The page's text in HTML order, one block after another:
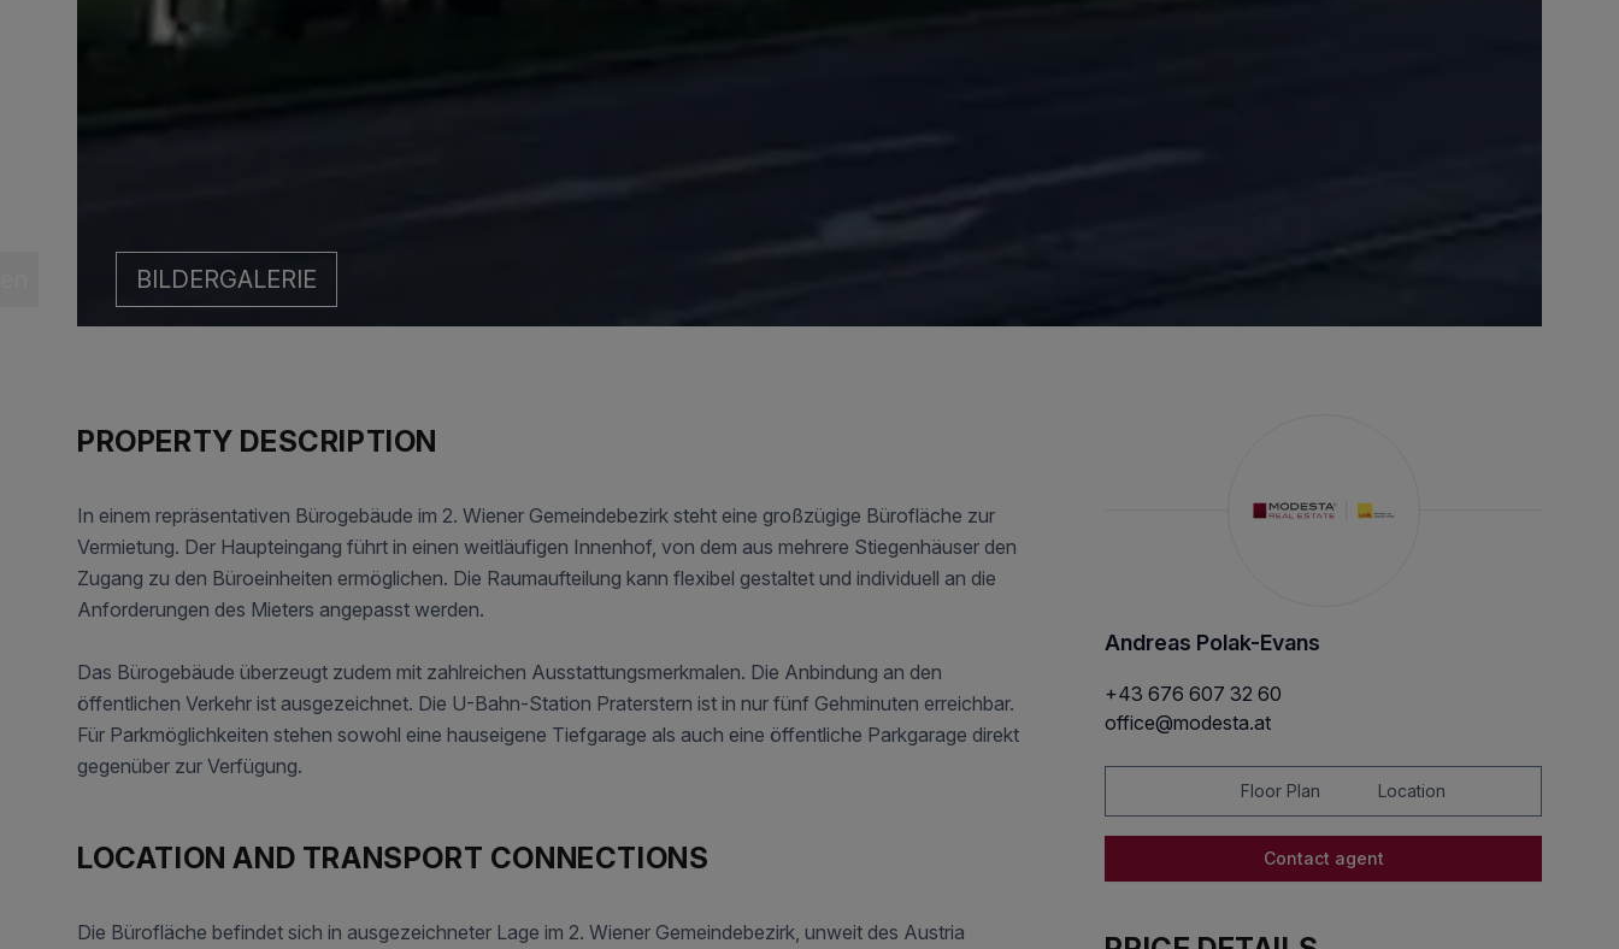
BILDERGALERIE
PROPERTY DESCRIPTION
In einem repräsentativen Bürogebäude im 2. Wiener Gemeindebezirk steht eine großzügige Bürofläche zur
Vermietung. Der Haupteingang führt in einen weitläufigen Innenhof, von dem aus mehrere Stiegenhäuser den
Zugang zu den Büroeinheiten ermöglichen. Die Raumaufteilung kann flexibel gestaltet und individuell an die
Anforderungen des Mieters angepasst werden.
Das Bürogebäude überzeugt zudem mit zahlreichen Ausstattungsmerkmalen. Die Anbindung an den
öffentlichen Verkehr ist ausgezeichnet. Die U-Bahn-Station Praterstern ist in nur fünf Gehminuten erreichbar.
Für Parkmöglichkeiten stehen sowohl eine hauseigene Tiefgarage als auch eine öffentliche Parkgarage direkt
gegenüber zur Verfügung.
LOCATION AND TRANSPORT CONNECTIONS
Die Bürofläche befindet sich in ausgezeichneter Lage im 2. Wiener Gemeindebezirk, unweit des Austria
Andreas Polak-Evans
+43 676 607 32 60
office@modesta.at
Floor Plan Location
Contact agent